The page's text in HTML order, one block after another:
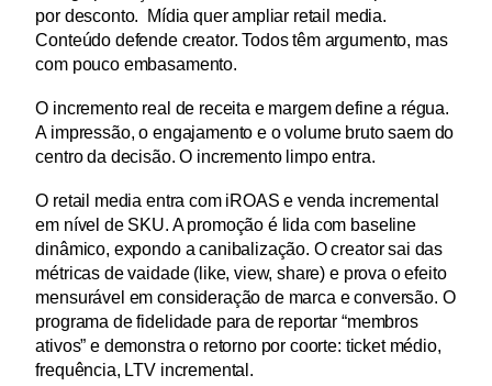
por desconto.  Mídia quer ampliar retail media.
Conteúdo defende creator. Todos têm argumento, mas
com pouco embasamento.
O incremento real de receita e margem define a régua.
A impressão, o engajamento e o volume bruto saem do
centro da decisão. O incremento limpo entra.
O retail media entra com iROAS e venda incremental
em nível de SKU. A promoção é lida com baseline
dinâmico, expondo a canibalização. O creator sai das
métricas de vaidade (like, view, share) e prova o efeito
mensurável em consideração de marca e conversão. O
programa de fidelidade para de reportar “membros
ativos” e demonstra o retorno por coorte: ticket médio,
frequência, LTV incremental.